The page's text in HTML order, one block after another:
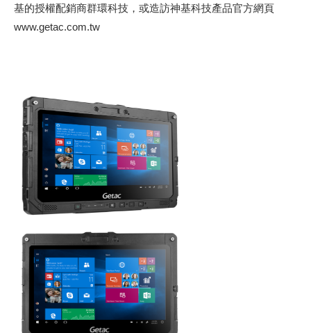
基的授權配銷商群環科技，或造訪神基科技產品官方網頁
www.getac.com.tw